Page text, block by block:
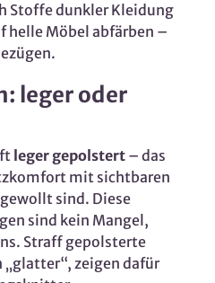
Stoffe dunkler Kleidung
helle Möbel abfärben –
leger oder
leger gepolstert – das
mit sichtbaren
sind. Diese
sind kein Mangel,
Straff gepolsterte
„glatter“, zeigen dafür